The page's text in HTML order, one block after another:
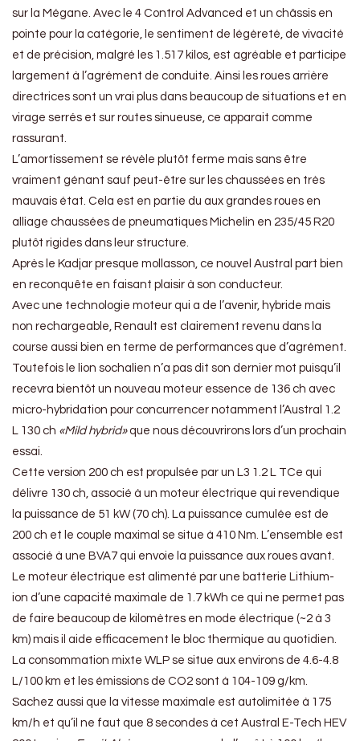
sur la Mégane. Avec le 4 Control Advanced et un châssis en
pointe pour la catégorie, le sentiment de légèreté, de vivacité
et de précision, malgré les 1.517 kilos, est agréable et participe
largement à l’agrément de conduite. Ainsi les roues arrière
directrices sont un vrai plus dans beaucoup de situations et en
virage serrés et sur routes sinueuse, ce apparait comme
rassurant.
L’amortissement se révèle plutôt ferme mais sans être
vraiment génant sauf peut-être sur les chaussées en très
mauvais état. Cela est en partie du aux grandes roues en
alliage chaussées de pneumatiques Michelin en 235/45 R20
plutôt rigides dans leur structure.
Après le Kadjar presque mollasson, ce nouvel Austral part bien
en reconquête en faisant plaisir à son conducteur.
Avec une technologie moteur qui a de l’avenir, hybride mais
non rechargeable, Renault est clairement revenu dans la
course aussi bien en terme de performances que d’agrément.
Toutefois le lion sochalien n’a pas dit son dernier mot puisqu’il
recevra bientôt un nouveau moteur essence de 136 ch avec
micro-hybridation pour concurrencer notamment l’Austral 1.2
L 130 ch «Mild hybrid»que nous découvrirons lors d’un prochain
essai.
Cette version 200 ch est propulsée par un L3 1.2 L TCe qui
délivre 130 ch, associé à un moteur électrique qui revendique
la puissance de 51 kW (70 ch). La puissance cumulée est de
200 ch et le couple maximal se situe à 410 Nm. L’ensemble est
associé à une BVA7 qui envoie la puissance aux roues avant.
Le moteur électrique est alimenté par une batterie Lithium-
ion d’une capacité maximale de 1.7 kWh ce qui ne permet pas
de faire beaucoup de kilomètres en mode électrique (~2 à 3
km) mais il aide efficacement le bloc thermique au quotidien.
La consommation mixte WLP se situe aux environs de 4.6-4.8
L/100 km et les émissions de CO2 sont à 104-109 g/km.
Sachez aussi que la vitesse maximale est autolimitée à 175
km/h et qu’il ne faut que 8 secondes à cet Austral E-Tech HEV